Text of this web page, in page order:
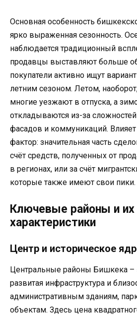
Основная особенность
ярко выраженная сезонность.
наблюдается традиционный
продавцы выставляют больше
покупатели активно ищут
летним сезоном. Летом,
многие уезжают в отпуска, а
откладываются из-за
фасадов и коммуникаций.
фактор: значительная часть
счёт средств, полученных от
в регионах, или за счёт
которые также имеют свои пики.
Ключевые районы и их
характеристики
Центр и историческое
Центральные районы Бишкека –
развитая инфраструктура и
административным зданиям,
объектам. Здесь цена